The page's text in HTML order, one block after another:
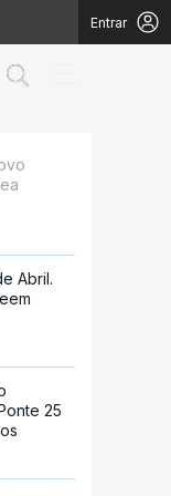
Entrar
Abril.
25